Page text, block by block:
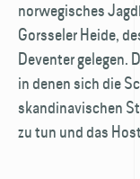
norwegisches
Gorsseler Heide,
Deventer gelegen.
in denen sich die
skandinavischen
zu tun und das